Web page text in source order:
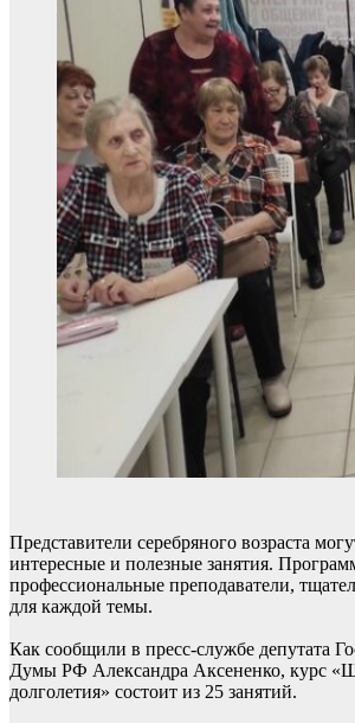
Представители серебряного возраста
интересные и полезные занятия.
профессиональные преподаватели,
для каждой темы.
Как сообщили в пресс-службе депутата
Думы РФ Александра Аксененко, курс
долголетия» состоит из 25 занятий.